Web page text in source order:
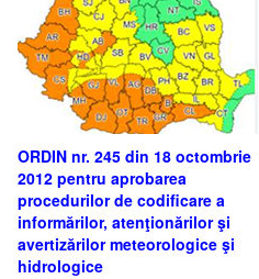
ORDIN nr. 245 din 18 octombrie
2012 pentru aprobarea
procedurilor de codificare a
informărilor, atenţionărilor şi
avertizărilor meteorologice şi
hidrologice